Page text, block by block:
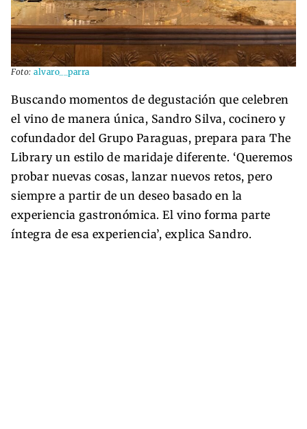
Foto: alvaro__parra
Buscando momentos de degustación que celebren
el vino de manera única, Sandro Silva, cocinero y
cofundador del Grupo Paraguas, prepara para The
Library un estilo de maridaje diferente. ‘Queremos
probar nuevas cosas, lanzar nuevos retos, pero
siempre a partir de un deseo basado en la
experiencia gastronómica. El vino forma parte
íntegra de esa experiencia’, explica Sandro.